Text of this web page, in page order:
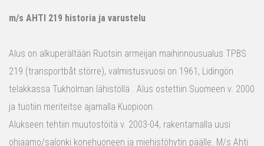
m/s AHTI 219 historia ja varustelu
Alus on alkuperältään Ruotsin armeijan maihinnousualus TPBS
219 (transportbåt större), valmistusvuosi on 1961, Lidingön
telakkassa Tukholman lähistöllä . Alus ostettiin Suomeen v. 2000
ja tuotiin meriteitse ajamalla Kuopioon.
Alukseen tehtiin muutostöitä v. 2003-04, rakentamalla uusi
ohjaamo/salonki konehuoneen ja miehistöhytin päälle. M/s Ahti